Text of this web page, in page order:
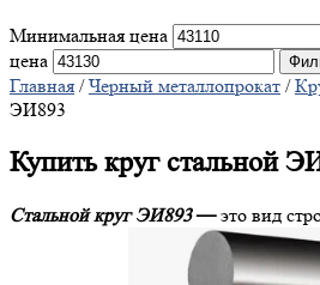
Минимальная цена
цена
Главная /Черный металлопрокат /
ЭИ893
Купить круг стальной
Стальной круг ЭИ893—это вид